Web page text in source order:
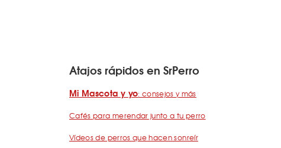
Atajos rápidos en SrPerro
Mi Mascota y yo: consejos y más
Cafés para merendar junto a tu perro
Vídeos de perros que hacen sonreír